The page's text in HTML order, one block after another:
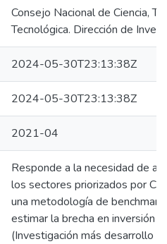
Consejo Nacional de Ciencia,
Tecnológica. Dirección de
2024-05-30T23:13:38Z
2024-05-30T23:13:38Z
2021-04
Responde a la necesidad de
los sectores priorizados por
una metodología de
estimar la brecha en inversión
(Investigación más desarrollo